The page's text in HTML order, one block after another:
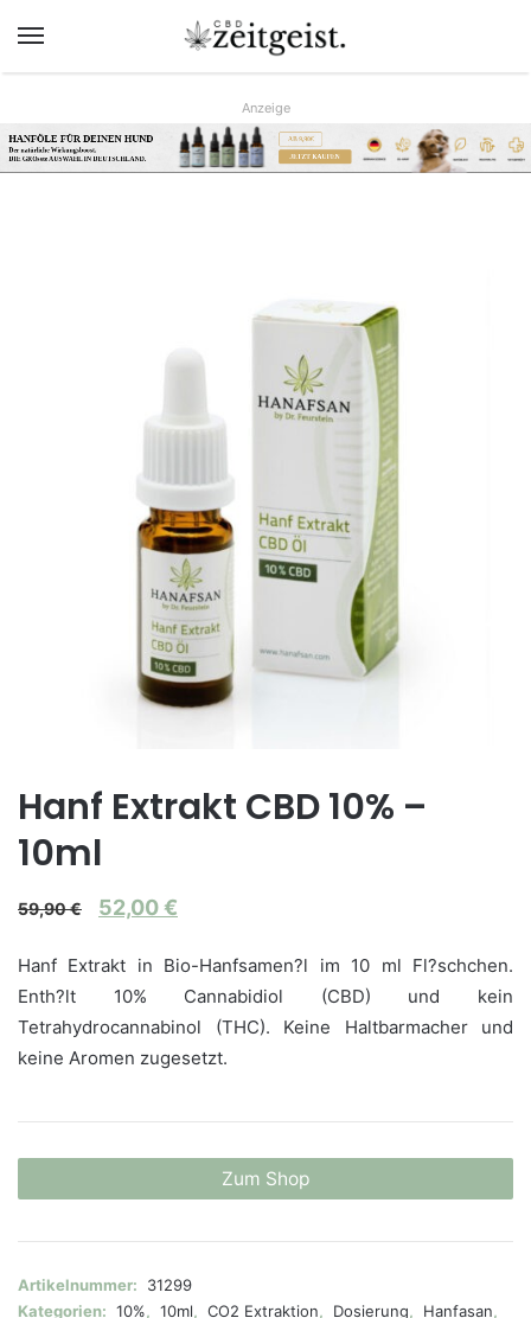
Menü
Anzeige
HANFÖLE FÜR DEINEN HUND
Der natürliche Wirkungsboost.
DIE GRÖsste AUSWAHL IN DEUTSCHLAND.
AB 9,90€
JETZT KAUFEN
www.hunreys.de
Hanf Extrakt CBD 10% –
10ml
59,90€ 52,00€
Hanf Extrakt in Bio-Hanfsamen?l im 10 ml Fl?schchen.
Enth?lt 10% Cannabidiol (CBD) und kein
Tetrahydrocannabinol (THC). Keine Haltbarmacher und
keine Aromen zugesetzt.
Zum Shop
Artikelnummer:
31299
Kategorien: 10%, 10ml, CO2 Extraktion, Dosierung, Hanfasan,